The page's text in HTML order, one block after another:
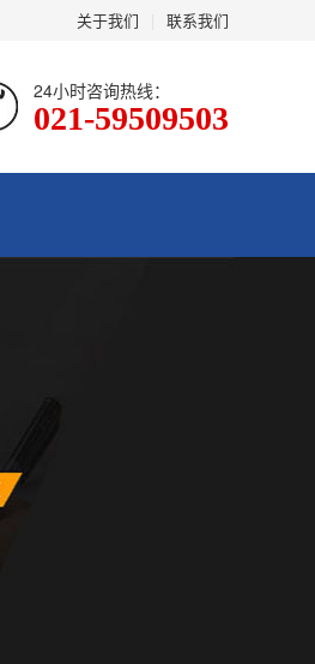
关于我们 联系我们
24小时咨询热线：
021-59509503